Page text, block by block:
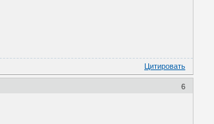
Цитировать
6